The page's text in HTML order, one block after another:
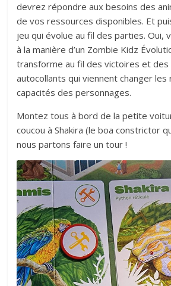
devrez répondre aux besoins des
de vos ressources disponibles. Et
jeu qui évolue au fil des parties. Oui,
à la manière d’un Zombie Kidz
transforme au fil des victoires et
autocollants qui viennent changer
capacités des personnages.
Montez tous à bord de la petite
coucou à Shakira (le boa constrictor
nous partons faire un tour !